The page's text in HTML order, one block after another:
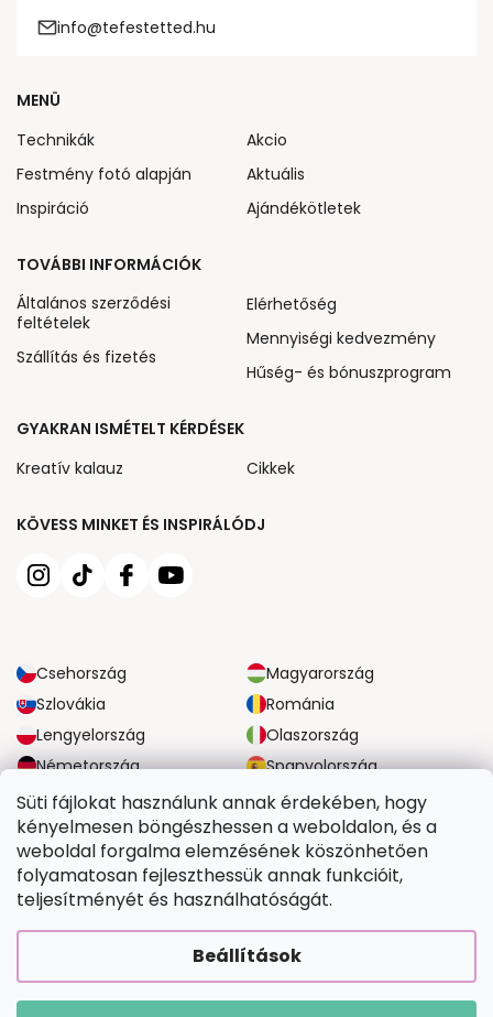
Süti fájlokat használunk annak érdekében, hogy
kényelmesen böngészhessen a weboldalon, és a
weboldal forgalma elemzésének köszönhetően
folyamatosan fejleszthessük annak funkcióit,
teljesítményét és használhatóságát.
Beállítások
info@tefestetted.hu
KÖVESS MINKET ÉS INSPIRÁLÓDJ
Csehország
Magyarország
Szlovákia
Románia
Lengyelország
Olaszország
Németország
Spanyolország
Nagy-Britannia
Ausztria
MENÜ
Technikák
Festmény fotó alapján
Inspiráció
Akcio
Aktuális
Ajándékötletek
TOVÁBBI INFORMÁCIÓK
Általános szerződési
feltételek
Szállítás és fizetés
Elérhetőség
Mennyiségi kedvezmény
Hűség- és bónuszprogram
GYAKRAN ISMÉTELT KÉRDÉSEK
Kreatív kalauz
Cikkek
MEGBÍZHATÓ SZÁLLÍTÁSI LEHETŐSÉGEK
BIZTONSÁGOS FIZETÉSI LEHETŐSÉGEK